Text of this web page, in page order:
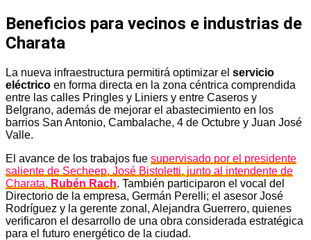
Beneficios para vecinos e industrias de
Charata
La nueva infraestructura permitirá optimizar el servicio
eléctrico en forma directa en la zona céntrica comprendida
entre las calles Pringles y Liniers y entre Caseros y
Belgrano, además de mejorar el abastecimiento en los
barrios San Antonio, Cambalache, 4 de Octubre y Juan José
Valle.
El avance de los trabajos fue supervisado por el presidente
saliente de Secheep, José Bistoletti, junto al intendente de
Charata, Rubén Rach. También participaron el vocal del
Directorio de la empresa, Germán Perelli; el asesor José
Rodríguez y la gerente zonal, Alejandra Guerrero, quienes
verificaron el desarrollo de una obra considerada estratégica
para el futuro energético de la ciudad.